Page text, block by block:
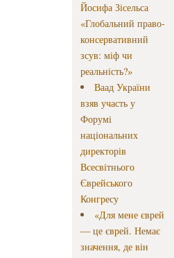
Йосифа Зісельса
«Глобальний право-
консервативний
зсув: міф чи
реальність?»
Ваад України
взяв участь у
Форумі
національних
директорів
Всесвітнього
Єврейського
Конгресу
«Для мене єврей
— це єврей. Немає
значення, де він